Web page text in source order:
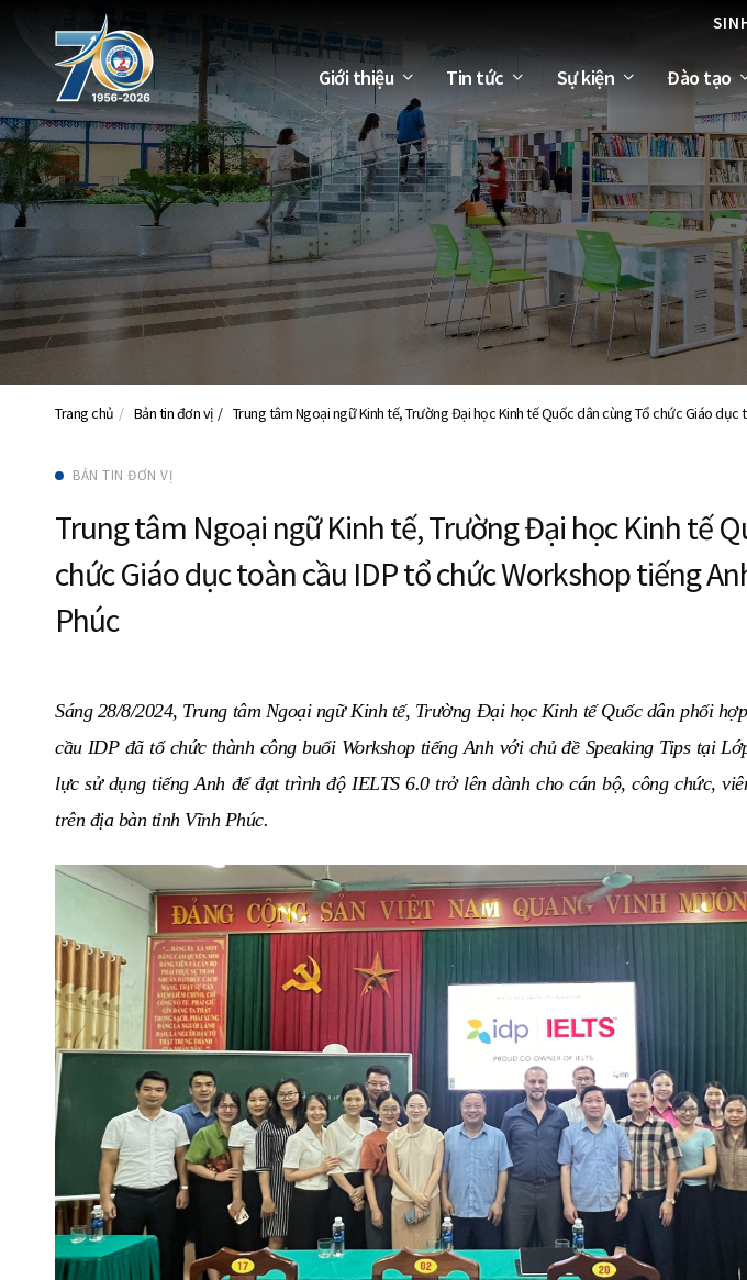
Giới thiệu Tin tức Sự kiện Đào tạo
Trang chủ Bản tin đơn vị Trung tâm Ngoại ngữ Kinh tế, Trường Đại học Kinh tế Quốc dân cùng Tổ chức Giáo
BẢN TIN ĐƠN VỊ
Trung tâm Ngoại ngữ Kinh tế, Trường Đại học Kinh tế
chức Giáo dục toàn cầu IDP tổ chức Workshop tiếng
Phúc
Sáng 28/8/2024, Trung tâm Ngoại ngữ Kinh tế, Trường Đại học Kinh tế Quốc dân phối
cầu IDP đã tổ chức thành công buổi Workshop tiếng Anh với chủ đề Speaking Tips tại
lực sử dụng tiếng Anh để đạt trình độ IELTS 6.0 trở lên dành cho cán bộ, công chức,
trên địa bàn tỉnh Vĩnh Phúc.